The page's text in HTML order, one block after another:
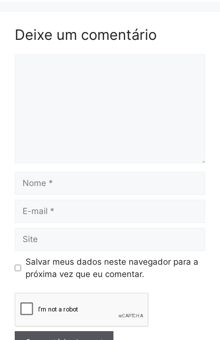
Deixe um comentário
Salvar meus dados neste navegador para a
próxima vez que eu comentar.